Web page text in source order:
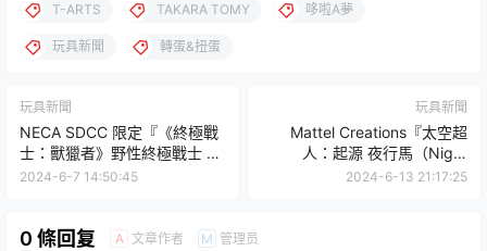
T-ARTS TAKARA TOMY 哆啦A夢
玩具新聞 轉蛋&扭蛋
玩具新聞
NECA SDCC 限定『《終極戰
士：獸獵者》野性終極戰士 隱
身現形版（Feral Camo
2024-6-7 14:50:45
玩具新聞
Mattel Creations『太空超
人：起源 夜行馬（Night
Stalker Vehicle）』載具模
2024-6-13 21:17:25
0 條回复 A 文章作者 M 管理员